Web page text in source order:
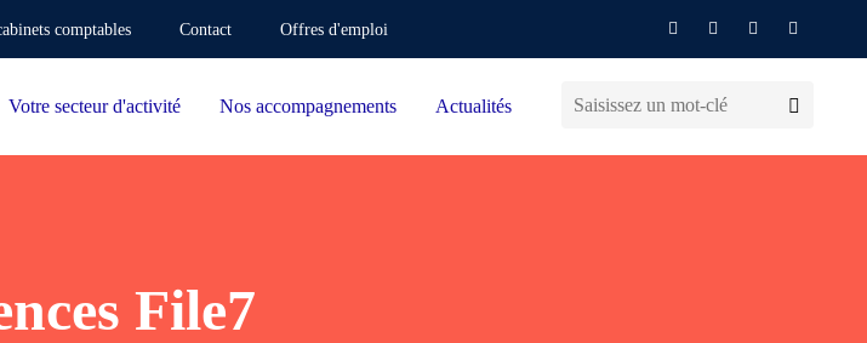
comptables Contact Offres d'emploi
Votre secteur d'activité Nos accompagnements Actualités
File7